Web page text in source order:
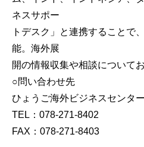
ネスサポー
トデスク」と連携することで
能。海外展
開の情報収集や相談について
○問い合わせ先
ひょうご海外ビジネスセンター
TEL：078-271-8402
FAX：078-271-8403